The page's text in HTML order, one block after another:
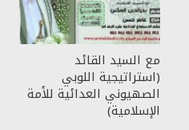
مع السيد القائد
(استراتيجية اللوبي
الصهيوني العدائية للأمة
الإسلامية)